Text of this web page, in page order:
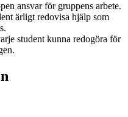
ansvar för gruppens arbete.
ärligt redovisa hjälp som
student kunna redogöra för